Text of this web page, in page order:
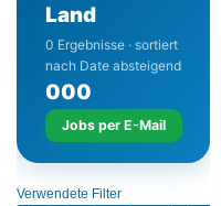
Land
0 Ergebnisse · sortiert
nach Date absteigend
000
Jobs per E-Mail
Verwendete Filter